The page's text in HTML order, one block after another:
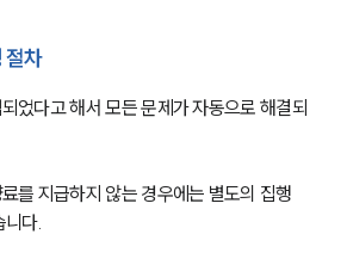
절차
었다고 해서 모든 문제가 자동으로 해결되
를 지급하지 않는 경우에는 별도의 집행
다.